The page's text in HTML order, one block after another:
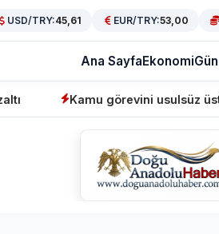
USD/TRY:45,61 EUR/TRY:53,00
Ana SayfaEkonomi
Kamu görevini usulsüz üstlenen